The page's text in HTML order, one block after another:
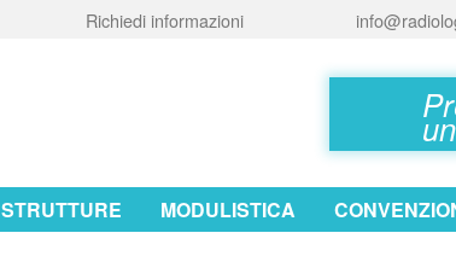
Richiedi informazioni
STRUTTURE MODULISTICA